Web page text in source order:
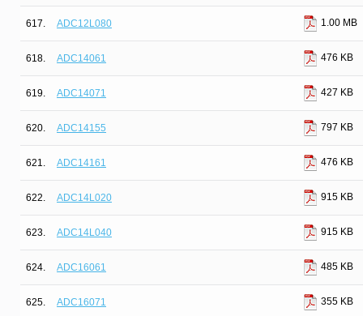
617. ADC12L080 1.00 MB
618. ADC14061 476 KB
619. ADC14071 427 KB
620. ADC14155 797 KB
621. ADC14161 476 KB
622. ADC14L020 915 KB
623. ADC14L040 915 KB
624. ADC16061 485 KB
625. ADC16071 355 KB